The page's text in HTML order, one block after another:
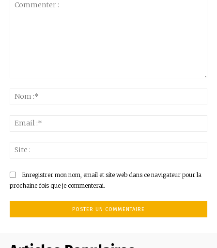
Enregistrer mon nom, email et site web dans ce navigateur pour la
prochaine fois que je commenterai.